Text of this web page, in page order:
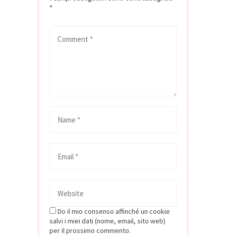
*
Do il mio consenso affinché un cookie
salvi i miei dati (nome, email, sito web)
per il prossimo commento.